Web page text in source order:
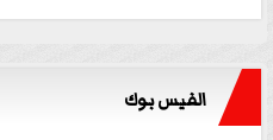
الفيس بوك